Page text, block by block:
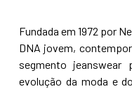
Fundada em 1972 por
DNA jovem,
segmento jeanswear
evolução da moda e